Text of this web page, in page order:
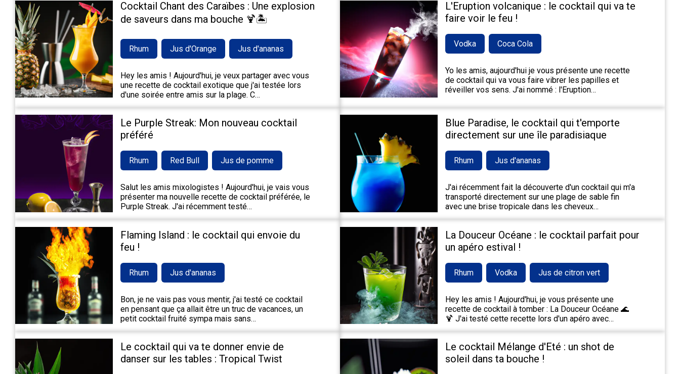
Cocktail Chant des Caraïbes : Une explosion
de saveurs dans ma bouche 🍹🏝️
Rhum Jus d'Orange Jus d'ananas
Hey les amis ! Aujourd'hui, je veux partager avec vous
une recette de cocktail exotique que j'ai testée lors
d'une soirée entre amis sur la plage. C…
L'Eruption volcanique : le cocktail qui va te
faire voir le feu !
Vodka Coca Cola
Yo les amis, aujourd'hui je vous présente une recette
de cocktail qui va vous faire vibrer les papilles et
réveiller vos sens. J'ai nommé : l'Eruption…
Le Purple Streak: Mon nouveau cocktail
préféré
Rhum Red Bull Jus de pomme
Salut les amis mixologistes ! Aujourd'hui, je vais vous
présenter ma nouvelle recette de cocktail préférée, le
Purple Streak. J'ai récemment testé…
Blue Paradise, le cocktail qui t'emporte
directement sur une île paradisiaque
Rhum Jus d'ananas
J'ai récemment fait la découverte d'un cocktail qui m'a
transporté directement sur une plage de sable fin
avec une brise tropicale dans les cheveux…
Flaming Island : le cocktail qui envoie du
feu !
Rhum Jus d'ananas
Bon, je ne vais pas vous mentir, j'ai testé ce cocktail
en pensant que ça allait être un truc de vacances, un
petit cocktail fruité sympa mais sans…
La Douceur Océane : le cocktail parfait pour
un apéro estival !
Rhum Vodka Jus de citron vert
Hey les amis ! Aujourd'hui, je vous présente une
recette de cocktail à tomber : La Douceur Océane 🌊
🍹 J'ai testé cette recette lors d'un apéro avec…
Le cocktail qui va te donner envie de
danser sur les tables : Tropical Twist
Le cocktail Mélange d'Eté : un shot de
soleil dans ta bouche !